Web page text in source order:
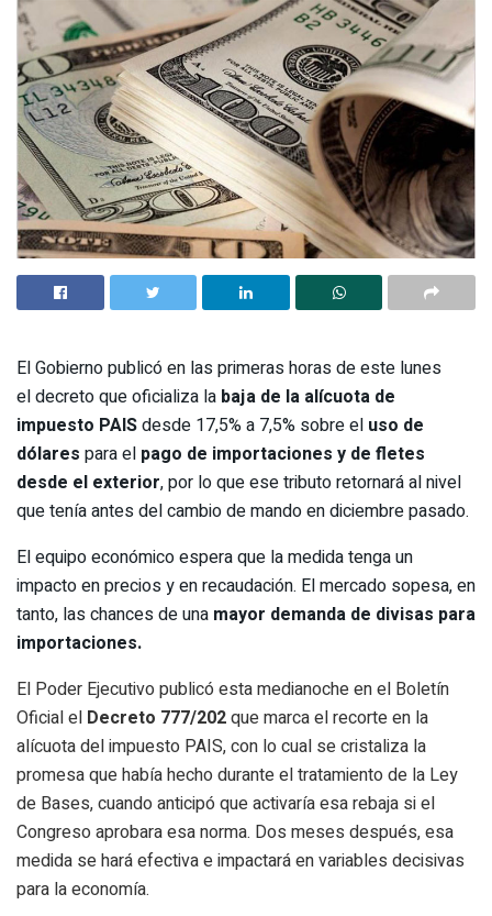
El Gobierno publicó en las primeras horas de este lunes
el decreto que oficializa la baja de la alícuota de
impuesto PAISdesde 17,5% a 7,5% sobre el uso de
dólares para el pago de importaciones y de fletes
desde el exterior, por lo que ese tributo retornará al nivel
que tenía antes del cambio de mando en diciembre pasado.
El equipo económico espera que la medida tenga un
impacto en precios y en recaudación. El mercado sopesa, en
tanto, las chances de una mayor demanda de divisas para
importaciones.
El Poder Ejecutivo publicó esta medianoche en el Boletín
Oficial el Decreto 777/202que marca el recorte en la
alícuota del impuesto PAIS, con lo cual se cristaliza la
promesa que había hecho durante el tratamiento de la Ley
de Bases, cuando anticipó que activaría esa rebaja si el
Congreso aprobara esa norma. Dos meses después, esa
medida se hará efectiva e impactará en variables decisivas
para la economía.